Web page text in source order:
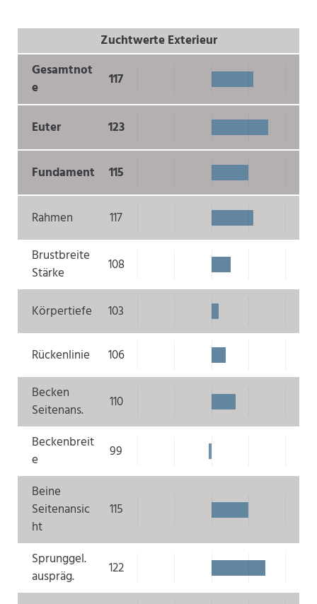
Zuchtwerte Exterieur
Gesamtnot
e
117
Euter 123
Fundament 115
Rahmen
117
Brustbreite
Stärke
108
Körpertiefe 103
Rückenlinie
106
Becken
Seitenans.
110
Beckenbreit
e
99
Beine
Seitenansic
ht
115
Sprunggel.
auspräg.
122